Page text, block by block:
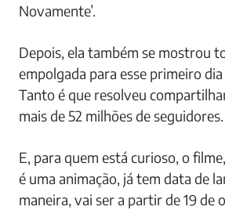
Novamente’.
Depois, ela também se mostrou
empolgada para esse primeiro
Tanto é que resolveu
mais de 52 milhões de seguidores.
E, para quem está curioso, o
é uma animação, já tem data de
maneira, vai ser a partir de 19 de